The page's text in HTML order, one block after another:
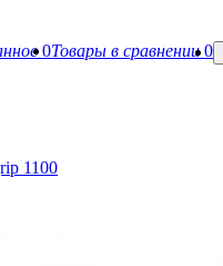
0Товары в сравнении 0
1100